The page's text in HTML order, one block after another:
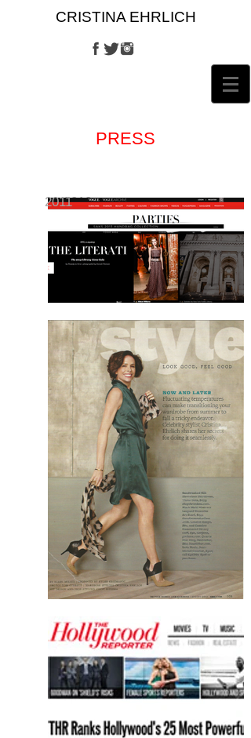
CRISTINA EHRLICH
PRESS
2010
2011